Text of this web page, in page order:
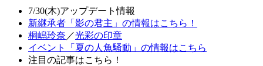
7/30(木)アップデート情報
新継承者「影の君主」の情報はこちら！
桐嶋玲奈 ／光彩の印章
イベント「夏の人魚騒動」の情報はこちら
注目の記事はこちら！